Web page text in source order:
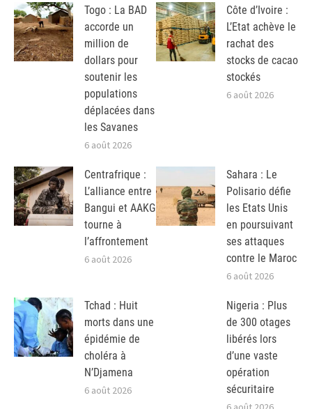
Togo : La BAD
accorde un
million de
dollars pour
soutenir les
populations
déplacées dans
les Savanes
6 août 2026
Côte d’Ivoire :
L’Etat achève le
rachat des
stocks de cacao
stockés
6 août 2026
Centrafrique :
L’alliance entre
Bangui et AAKG
tourne à
l’affrontement
6 août 2026
Sahara : Le
Polisario défie
les Etats Unis
en poursuivant
ses attaques
contre le Maroc
6 août 2026
Tchad : Huit
morts dans une
épidémie de
choléra à
N’Djamena
6 août 2026
Nigeria : Plus
de 300 otages
libérés lors
d’une vaste
opération
sécuritaire